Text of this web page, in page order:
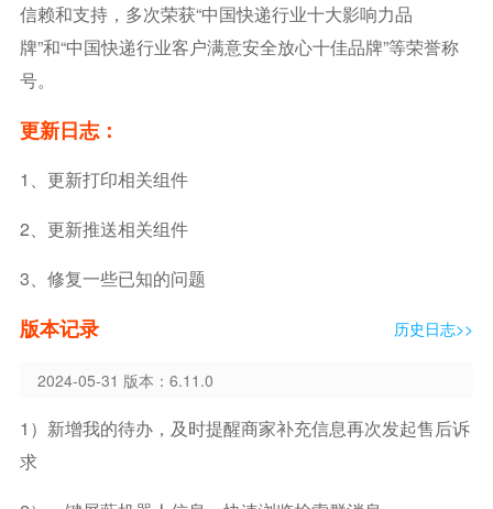
信赖和支持，多次荣获“中国快递行业十大影响力品
牌”和“中国快递行业客户满意安全放心十佳品牌”等荣誉称
号。
更新日志：
1、更新打印相关组件
2、更新推送相关组件
3、修复一些已知的问题
版本记录 历史日志>>
2024-05-31 版本：6.11.0
1）新增我的待办，及时提醒商家补充信息再次发起售后诉
求